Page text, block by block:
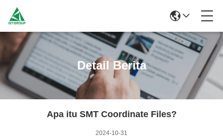
Detail Berita
Apa itu SMT Coordinate Files?
2024-10-31